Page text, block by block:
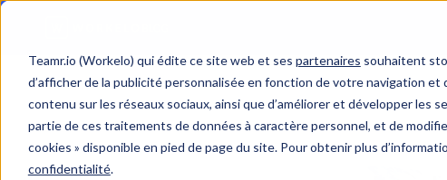
Teamr.io (Workelo) qui édite ce site web et ses partenaires souhaitent
d’afficher de la publicité personnalisée en fonction de votre navigation
contenu sur les réseaux sociaux, ainsi que d’améliorer et développer les
partie de ces traitements de données à caractère personnel, et de
cookies » disponible en pied de page du site. Pour obtenir plus
confidentialité.